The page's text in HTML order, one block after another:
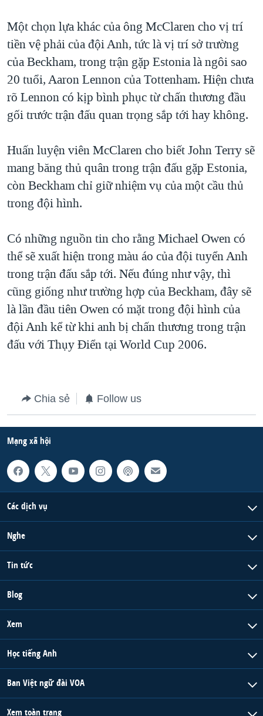
Một chọn lựa khác của ông McClaren cho vị trí
tiền vệ phải của đội Anh, tức là vị trí sở trường
của Beckham, trong trận gặp Estonia là ngôi sao
20 tuổi, Aaron Lennon của Tottenham. Hiện chưa
rõ Lennon có kịp bình phục từ chấn thương đầu
gối trước trận đấu quan trọng sắp tới hay không.
Huấn luyện viên McClaren cho biết John Terry sẽ
mang băng thủ quân trong trận đấu gặp Estonia,
còn Beckham chỉ giữ nhiệm vụ của một cầu thủ
trong đội hình.
Có những nguồn tin cho rằng Michael Owen có
thể sẽ xuất hiện trong màu áo của đội tuyển Anh
trong trận đấu sắp tới. Nếu đúng như vậy, thì
cũng giống như trường hợp của Beckham, đây sẽ
là lần đầu tiên Owen có mặt trong đội hình của
đội Anh kể từ khi anh bị chấn thương trong trận
đấu với Thụy Điển tại World Cup 2006.
Chia sẻ Follow us
Mạng xã hội
Các dịch vụ
Nghe
Tin tức
Blog
Xem
Học tiếng Anh
Ban Việt ngữ đài VOA
Xem toàn trang